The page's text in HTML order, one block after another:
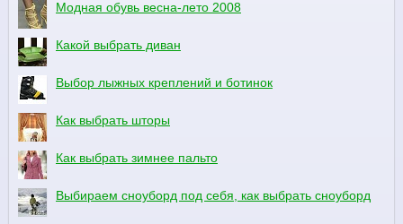
Модная обувь весна-лето 2008
Какой выбрать диван
Выбор лыжных креплений и ботинок
Как выбрать шторы
Как выбрать зимнее пальто
Выбираем сноуборд под себя, как выбрать сноуборд